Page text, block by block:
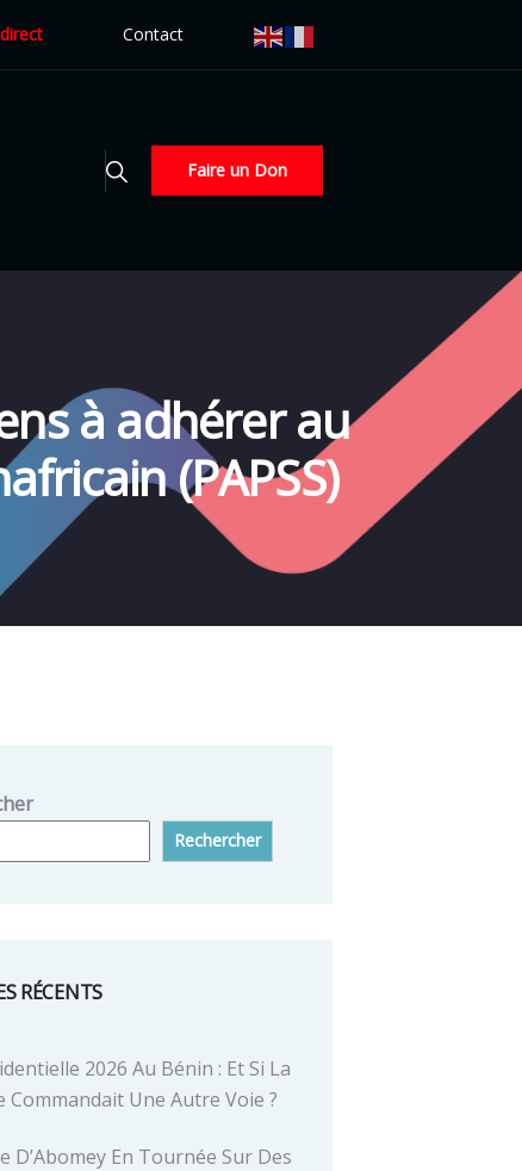
Contact
Faire un Don
à adhérer au
(PAPSS)
Rechercher
RÉCENTS
2026 Au Bénin : Et Si La
Commandait Une Autre Voie ?
D’Abomey En Tournée Sur Des